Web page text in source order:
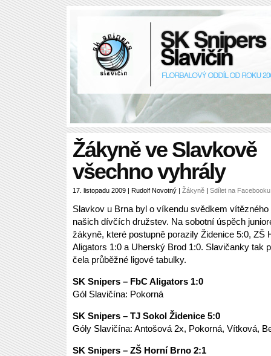
Žákyně ve Slavkově
všechno vyhrály
17. listopadu 2009 | Rudolf Novotný | Žákyně | Sdílet na Facebooku
Slavkov u Brna byl o víkendu svědkem vítězného
našich dívčích družstev. Na sobotní úspěch
žákyně, které postupně porazily Židenice 5:0, ZŠ
Aligators 1:0 a Uherský Brod 1:0. Slavičanky tak
čela průběžné ligové tabulky.
SK Snipers – FbC Aligators 1:0
Gól Slavičína: Pokorná
SK Snipers – TJ Sokol Židenice 5:0
Góly Slavičína: Antošová 2x, Pokorná, Vítková,
SK Snipers – ZŠ Horní Brno 2:1